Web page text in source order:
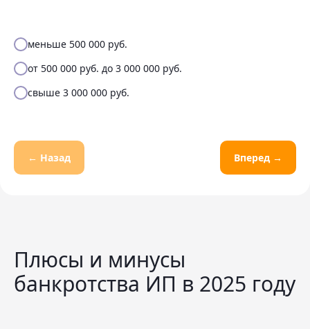
меньше 500 000 руб.
от 500 000 руб. до 3 000 000 руб.
свыше 3 000 000 руб.
← Назад Вперед →
Плюсы и минусы
банкротства ИП в 2025 году